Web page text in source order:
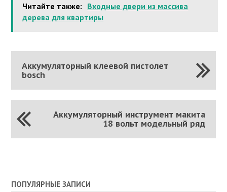
Читайте также: Входные двери из массива
дерева для квартиры
Аккумуляторный клеевой пистолет
bosch
Аккумуляторный инструмент макита
18 вольт модельный ряд
ПОПУЛЯРНЫЕ ЗАПИСИ